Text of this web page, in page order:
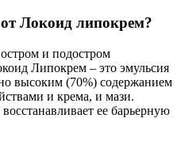
Локоид липокрем?
и подостром
Липокрем – это эмульсия
высоким (70%) содержанием
и крема, и мази.
ее барьерную